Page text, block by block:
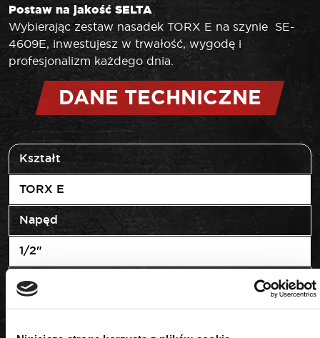
Postaw na jakość SELTA
Wybierając zestaw nasadek TORX E na szynie SE-
4609E, inwestujesz w trwałość, wygodę i
profesjonalizm każdego dnia.
DANE TECHNICZNE
Kształt
TORX E
Napęd
1/2"
Rozmiar
E10-E24